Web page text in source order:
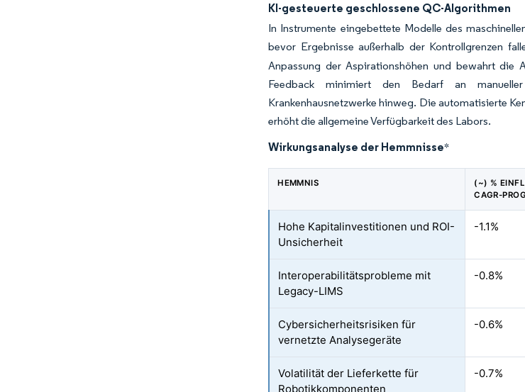
KI-gesteuerte geschlossene QC-Algorithmen
In Instrumente eingebettete Modelle des
bevor Ergebnisse außerhalb der Kontrollgrenzen
Anpassung der Aspirationshöhen und bewahrt die
Feedback minimiert den Bedarf an
Krankenhausnetzwerke hinweg. Die automatisierte
erhöht die allgemeine Verfügbarkeit des Labors.
Wirkungsanalyse der Hemmnisse*
HEMMNIS
(~) %
CAGR-
Hohe Kapitalinvestitionen und ROI-
Unsicherheit
-1.1%
Interoperabilitätsprobleme mit
Legacy-LIMS
-0.8%
Cybersicherheitsrisiken für
vernetzte Analysegeräte
-0.6%
Volatilität der Lieferkette für
Robotikkomponenten
-0.7%